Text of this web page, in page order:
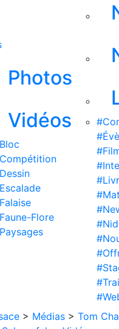
Photos
Vidéos
Flore
> Médias > Tom